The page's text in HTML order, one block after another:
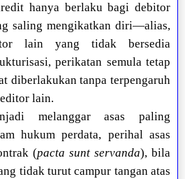
hanya berlaku bagi debitor
saling mengikatkan diri—alias,
lain yang tidak bersedia
perikatan semula tetap
diberlakukan tanpa terpengaruh
lain.
melanggar asas paling
hukum perdata, perihal asas
(pacta sunt servanda), bila
tidak turut campur tangan atas